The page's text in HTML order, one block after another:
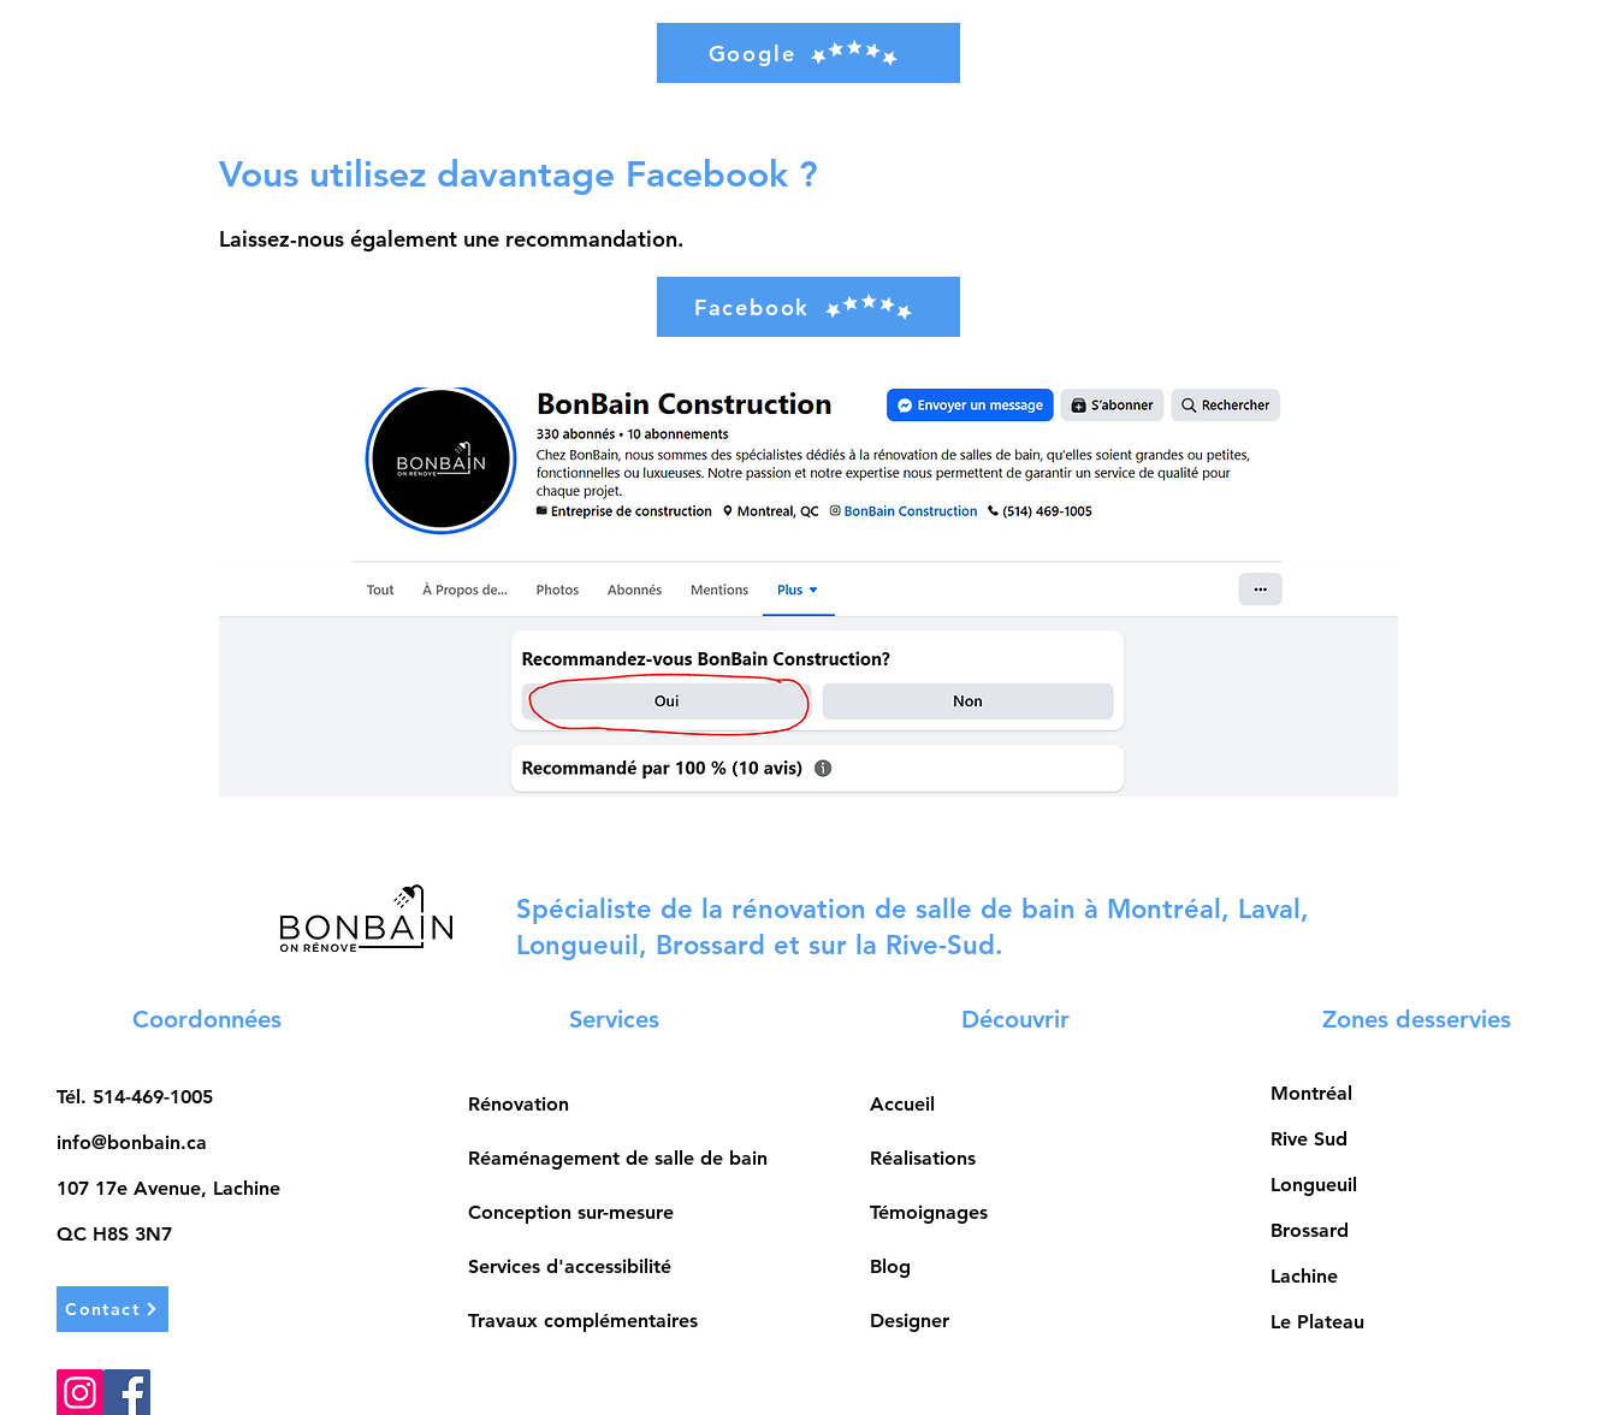
Google
Vous utilisez davantage Facebook ?
Laissez-nous également une recommandation.
Facebook
Spécialiste de la rénovation de salle de bain à Montréal, Laval,
Longueuil, Brossard et sur la Rive-Sud.
Coordonnées
Tél. 514-469-1005
info@bonbain.ca
107 17e Avenue, Lachine
QC H8S 3N7
Contact
Services
Rénovation
Réaménagement de salle de bain
Conception sur-mesure
Services d'accessibilité
Travaux complémentaires
Découvrir
Accueil
Réalisations
Témoignages
Blog
Designer
Zones desservies
Montréal
Rive Sud
Longueuil
Brossard
Lachine
Le Plateau